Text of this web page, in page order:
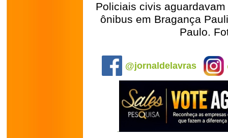
Policiais civis
ônibus em Bragança
Paulo.
@jornaldelavras